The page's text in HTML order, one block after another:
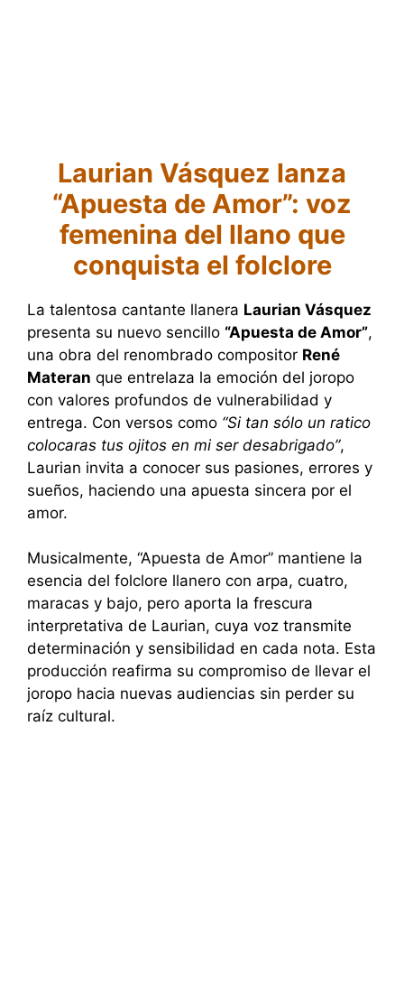
Laurian Vásquez lanza
“Apuesta de Amor”: voz
femenina del llano que
conquista el folclore
La talentosa cantante llanera Laurian Vásquez
presenta su nuevo sencillo “Apuesta de Amor”,
una obra del renombrado compositor René
Materan que entrelaza la emoción del joropo
con valores profundos de vulnerabilidad y
entrega. Con versos como “Si tan sólo un ratico
colocaras tus ojitos en mi ser desabrigado”,
Laurian invita a conocer sus pasiones, errores y
sueños, haciendo una apuesta sincera por el
amor.
Musicalmente, “Apuesta de Amor” mantiene la
esencia del folclore llanero con arpa, cuatro,
maracas y bajo, pero aporta la frescura
interpretativa de Laurian, cuya voz transmite
determinación y sensibilidad en cada nota. Esta
producción reafirma su compromiso de llevar el
joropo hacia nuevas audiencias sin perder su
raíz cultural.